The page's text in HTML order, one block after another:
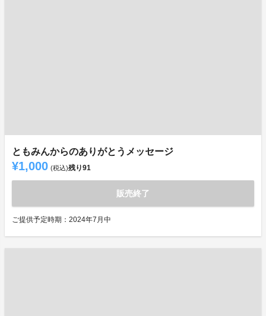
ともみんからのありがとうメッセージ
¥1,000 (税込)残り91
販売終了
ご提供予定時期：2024年7月中